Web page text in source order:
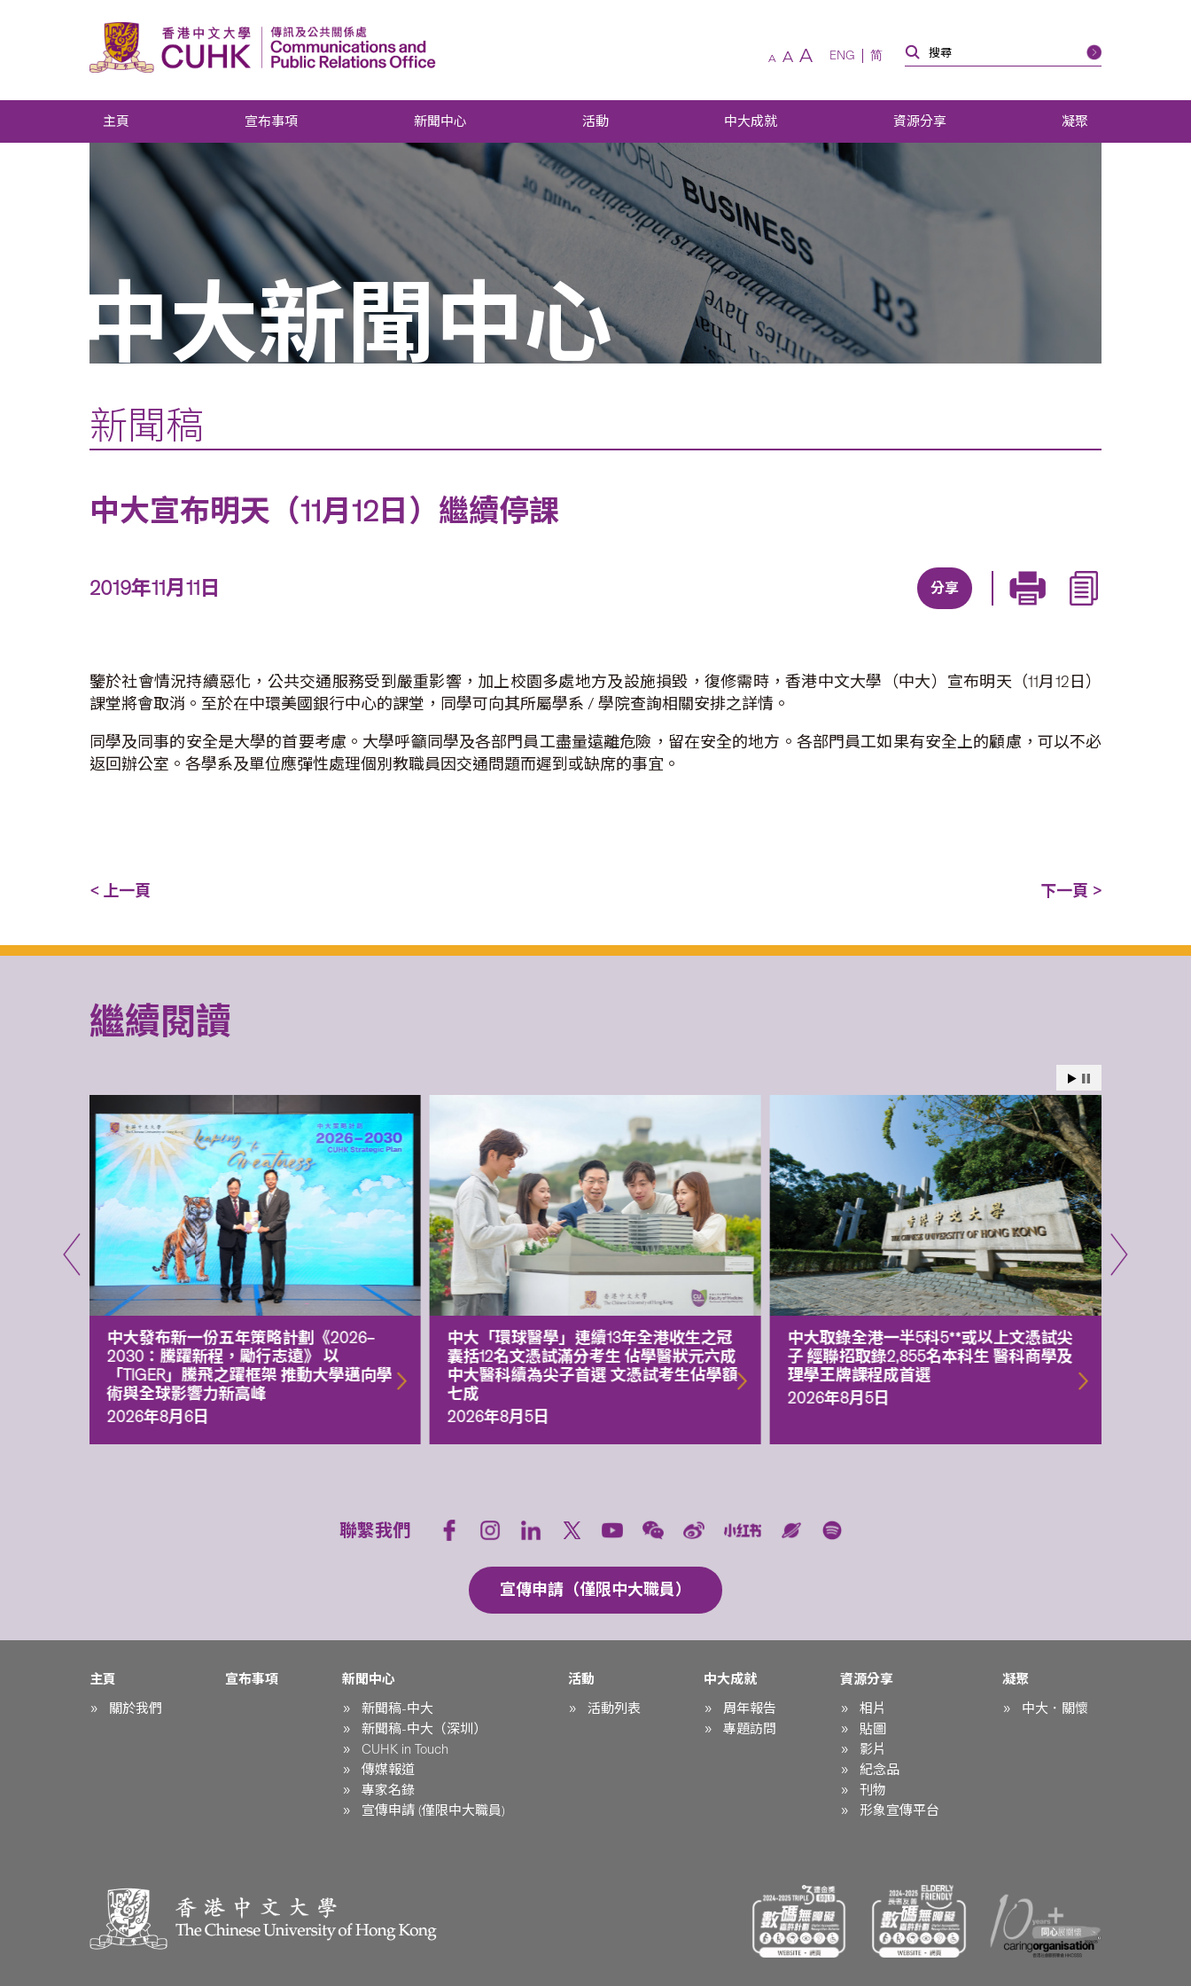
A A A ENG 简
主頁 宣布事項 新聞中心 活動 中大成就 資源分享 凝聚
中大新聞中心
新聞稿
中大宣布明天（11月12日）繼續停課
2019年11月11日 分享
鑒於社會情況持續惡化，公共交通服務受到嚴重影響，加上校園多處地方及設施損毀，復修需時，香港中文大學（中大）宣布明天（11月12日）
課堂將會取消。至於在中環美國銀行中心的課堂，同學可向其所屬學系 / 學院查詢相關安排之詳情。
同學及同事的安全是大學的首要考慮。大學呼籲同學及各部門員工盡量遠離危險，留在安全的地方。各部門員工如果有安全上的顧慮，可以不必
返回辦公室。各學系及單位應彈性處理個別教職員因交通問題而遲到或缺席的事宜。
< 上一頁 下一頁 >
繼續閱讀
中大發布新一份五年策略計劃《2026‒
2030：騰躍新程，勵行志遠》 以
「TIGER」騰飛之躍框架 推動大學邁向學
術與全球影響力新高峰
2026年8月6日
中大「環球醫學」連續13年全港收生之冠
囊括12名文憑試滿分考生 佔學醫狀元六成
中大醫科續為尖子首選 文憑試考生佔學額
七成
2026年8月5日
中大取錄全港一半5科5**或以上文憑試尖
子 經聯招取錄2,855名本科生 醫科商學及
理學王牌課程成首選
2026年8月5日
聯繫我們
宣傳申請（僅限中大職員）
主頁
關於我們
宣布事項
新聞中心
新聞稿-中大
新聞稿-中大（深圳）
CUHK in Touch
傳媒報道
專家名錄
宣傳申請 (僅限中大職員)
活動
活動列表
中大成就
周年報告
專題訪問
資源分享
相片
貼圖
影片
紀念品
刊物
形象宣傳平台
凝聚
中大．關懷